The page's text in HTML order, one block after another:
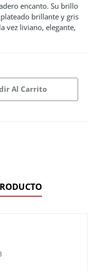
encanto. Su brillo
brillante y gris
vez liviano, elegante,
Al Carrito